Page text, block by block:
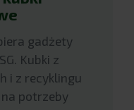
gadżety
Kubki z
i z recyklingu
potrzeby